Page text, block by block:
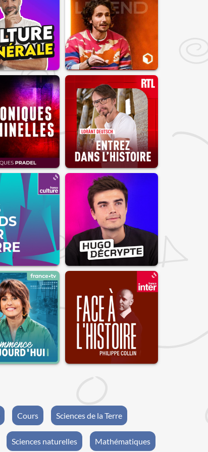
Cours Sciences de la Terre
Sciences naturelles Mathématiques